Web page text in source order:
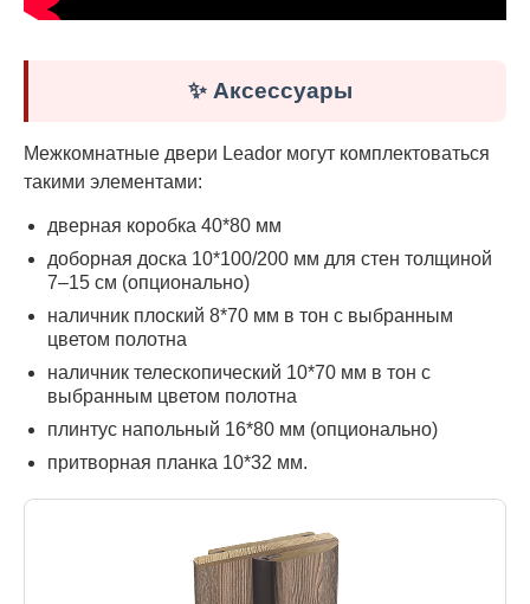
✨ Аксессуары
Межкомнатные двери Leador могут комплектоваться
такими элементами:
дверная коробка 40*80 мм
доборная доска 10*100/200 мм для стен толщиной
7–15 см (опционально)
наличник плоский 8*70 мм в тон с выбранным
цветом полотна
наличник телескопический 10*70 мм в тон с
выбранным цветом полотна
плинтус напольный 16*80 мм (опционально)
притворная планка 10*32 мм.